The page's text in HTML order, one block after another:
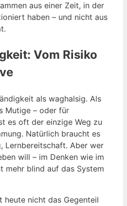
aus einer Zeit, in der
haben – und nicht aus
Vom Risiko
als waghalsig. Als
Mutige – oder für
es oft der einzige Weg zu
Natürlich braucht es
Lernbereitschaft. Aber wer
will – im Denken wie im
mehr blind auf das System
heute nicht das Gegenteil